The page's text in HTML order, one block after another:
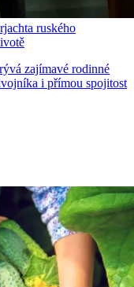
ruského
zajímavé rodinné
i přímou spojitost